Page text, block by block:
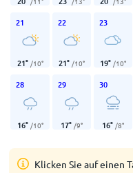
21
21° /10°
22
21° /10°
23
19° /10°
28
16° /10°
29
17° /9°
30
16° /8°
Klicken Sie auf einen